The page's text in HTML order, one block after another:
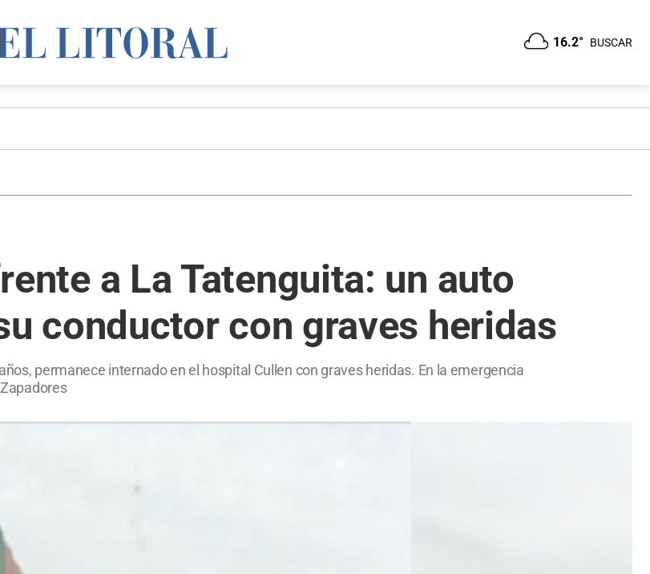
16.2° BUSCAR
a La Tatenguita: un auto
conductor con graves heridas
permanece internado en el hospital Cullen con graves heridas. En la emergencia